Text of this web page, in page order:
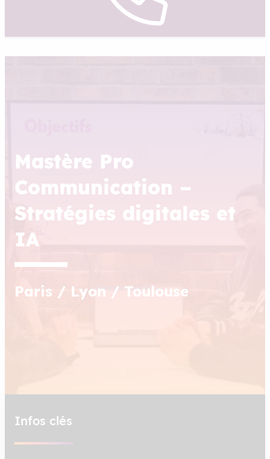
Mastère Pro
Communication –
Stratégies digitales et
IA
Paris / Lyon / Toulouse
Infos clés